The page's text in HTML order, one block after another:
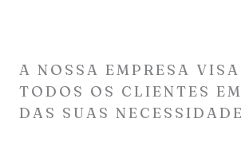
A NOSSA EMPRESA
TODOS OS CLIENTES
DAS SUAS